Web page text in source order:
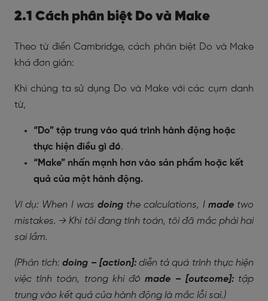
2.1 Cách phân biệt Do và Make
Theo từ điển Cambridge, cách phân biệt Do và Make
khá đơn giản:
Khi chúng ta sử dụng Do và Make với các cụm danh
từ,
“Do” tập trung vào quá trình hành động hoặc
thực hiện điều gì đó.
“Make” nhấn mạnh hơn vào sản phẩm hoặc kết
quả của một hành động.
Ví dụ: When I was doing the calculations, I madetwo
mistakes. → Khi tôi đang tính toán, tôi đã mắc phải hai
sai lầm.
(Phân tích:doing – [action]:diễn tả quá trình thực hiện
việc tính toán, trong khi đómade – [outcome]:tập
trung vào kết quả của hành động là mắc lỗi sai.)